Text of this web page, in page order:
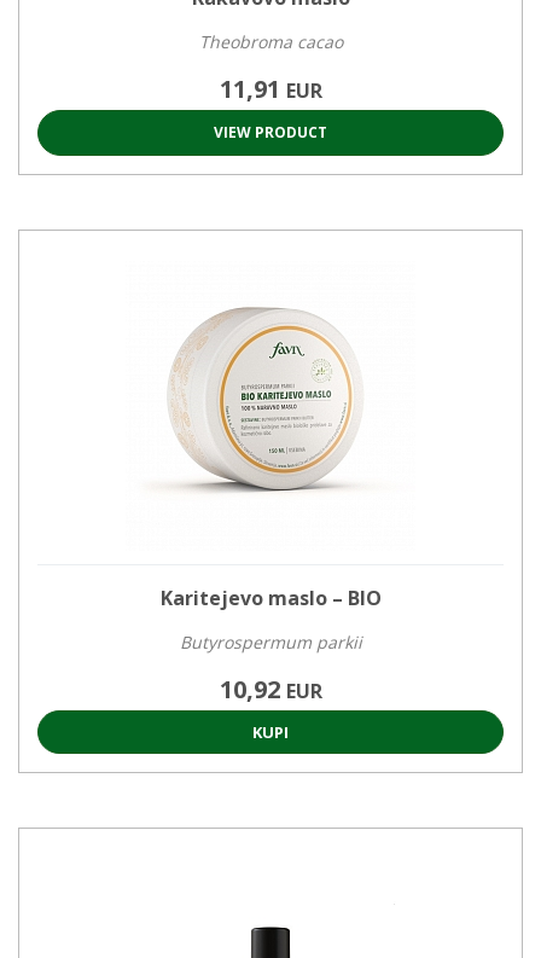
Theobroma cacao
11,91 EUR
VIEW PRODUCT
Karitejevo maslo – BIO
Butyrospermum parkii
10,92 EUR
KUPI